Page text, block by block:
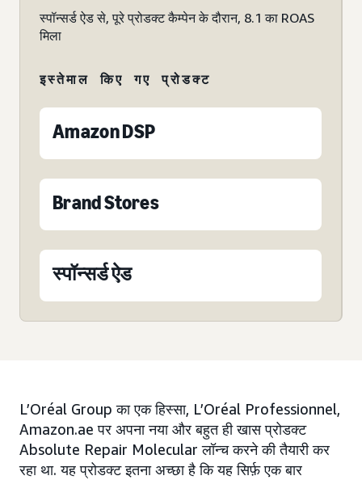
स्पॉन्सर्ड ऐड से, पूरे प्रोडक्ट कैम्पेन के दौरान, 8.1 का ROAS
मिला
इस्तेमाल किए गए प्रोडक्ट
Amazon DSP
Brand Stores
स्पॉन्सर्ड ऐड
L’Oréal Group का एक हिस्सा, L’Oréal Professionnel,
Amazon.ae पर अपना नया और बहुत ही खास प्रोडक्ट
Absolute Repair Molecular लॉन्च करने की तैयारी कर
रहा था. यह प्रोडक्ट इतना अच्छा है कि यह सिर्फ़ एक बार